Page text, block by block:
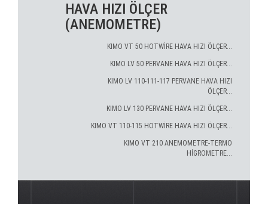
HAVA HIZI ÖLÇER
(ANEMOMETRE)
KIMO VT 50 HOTWİRE HAVA HIZI ÖLÇER...
KIMO LV 50 PERVANE HAVA HIZI ÖLÇER...
KIMO LV 110-111-117 PERVANE HAVA HIZI
ÖLÇER...
KIMO LV 130 PERVANE HAVA HIZI ÖLÇER...
KIMO VT 110-115 HOTWİRE HAVA HIZI ÖLÇER...
KIMO VT 210 ANEMOMETRE-TERMO
HİGROMETRE...